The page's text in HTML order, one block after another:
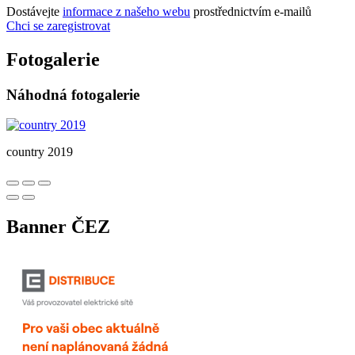
Dostávejte informace z našeho webu prostřednictvím e-mailů
Chci se zaregistrovat
Fotogalerie
Náhodná fotogalerie
country 2019
Banner ČEZ